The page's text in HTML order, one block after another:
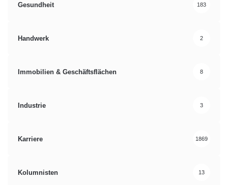
Gesundheit 183
Handwerk 2
Immobilien & Geschäftsflächen 8
Industrie 3
Karriere 1869
Kolumnisten 13